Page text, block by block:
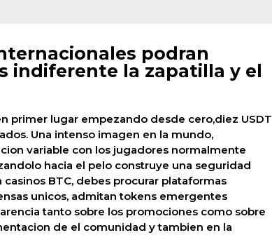
podran
indiferente la zapatilla y el
primer lugar empezando desde cero,diez USDT
Una intenso imagen en la mundo,
variable con los jugadores normalmente
hacia el pelo construye una seguridad
BTC, debes procurar plataformas
unicos, admitan tokens emergentes
tanto sobre los promociones como sobre
de el comunidad y tambien en la